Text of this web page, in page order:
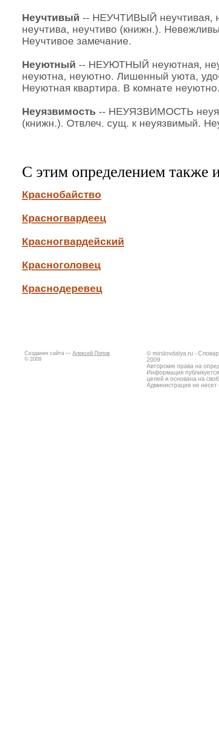
Неучтивый -- НЕУЧТИВЫЙ неучтивая,
неучтива, неучтиво (книжн.).
Неучтивое замечание.
Неуютный -- НЕУЮТНЫЙ неуютная,
неуютна, неуютно. Лишенный уюта,
Неуютная квартира. В комнате
Неуязвимость -- НЕУЯЗВИМОСТЬ
(книжн.). Отвлеч. сущ. к неуязвимый.
С этим определением также
Краснобайство
Красногвардеец
Красногвардейский
Красноголовец
Краснодеревец
Создание сайта — Алексей Попов
© 2009
© mirslovdalya.ru -
2009
Авторские права на
Информация
целей и основана на
Администрация не несет